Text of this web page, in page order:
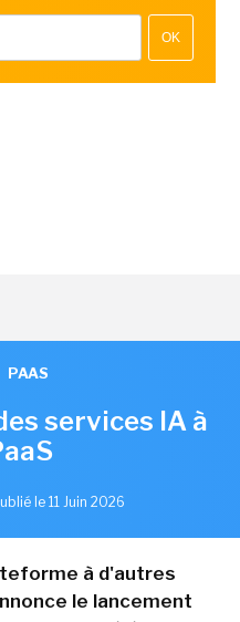
OK
PAAS
services IA à
le 11 Juin 2026
à d'autres
le lancement